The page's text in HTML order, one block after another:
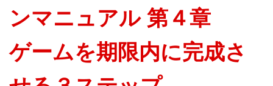
ンマニュアル 第４章
ゲームを期限内に完成さ